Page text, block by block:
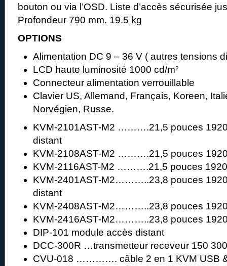
bouton ou via l’OSD. Liste d’accès sécurisée
Profondeur 790 mm. 19.5 kg
OPTIONS
Alimentation DC 9 – 36 V ( autres tensions
LCD haute luminosité 1000 cd/m²
Connecteur alimentation verrouillable
Clavier US, Allemand, Français, Koreen,
Norvégien, Russe.
KVM-2101AST-M2 ……….21,5 pouces
distant
KVM-2108AST-M2 ……….21,5 pouces
KVM-2116AST-M2 ……….21,5 pouces
KVM-2401AST-M2………..23,8 pouces
distant
KVM-2408AST-M2………..23,8 pouces
KVM-2416AST-M2………..23,8 pouces
DIP-101 module accès distant
DCC-300R …transmetteur receveur 150
CVU-018 …………. câble 2 en 1 KVM USB